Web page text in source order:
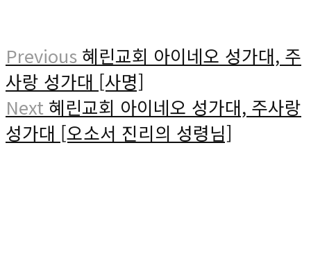
Previous 혜린교회 아이네오 성가대, 주
사랑 성가대 [사명]
Next 혜린교회 아이네오 성가대, 주사랑
성가대 [오소서 진리의 성령님]